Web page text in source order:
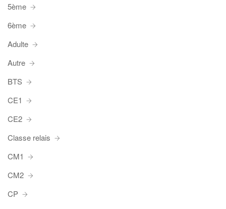
5ème
6ème
Adulte
Autre
BTS
CE1
CE2
Classe relais
CM1
CM2
CP